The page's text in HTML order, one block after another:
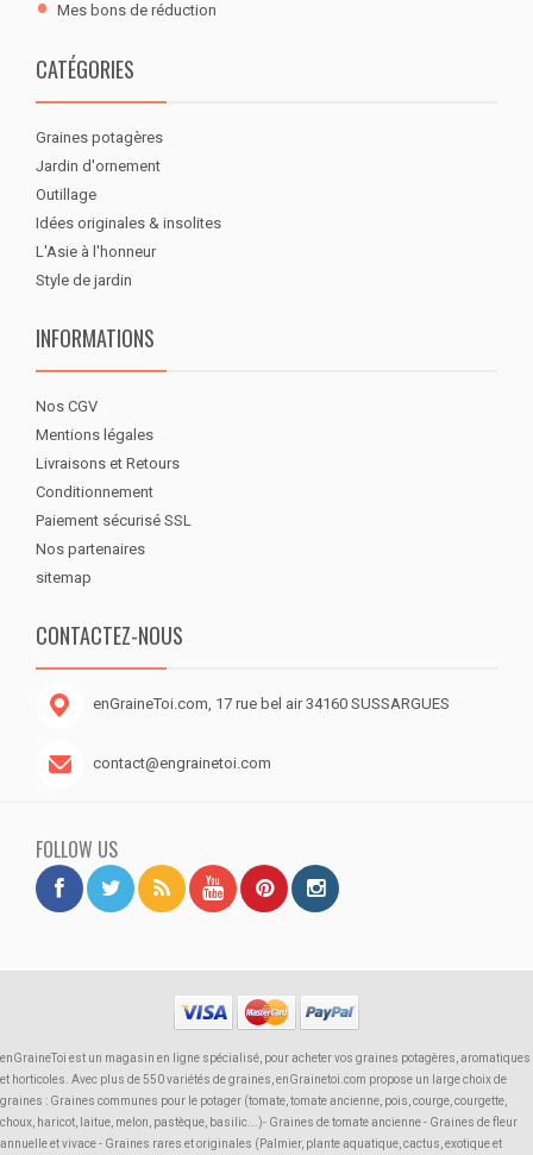
Mes bons de réduction
CATÉGORIES
Graines potagères
Jardin d'ornement
Outillage
Idées originales & insolites
L'Asie à l'honneur
Style de jardin
INFORMATIONS
Nos CGV
Mentions légales
Livraisons et Retours
Conditionnement
Paiement sécurisé SSL
Nos partenaires
sitemap
CONTACTEZ-NOUS
enGraineToi.com, 17 rue bel air 34160 SUSSARGUES
contact@engrainetoi.com
FOLLOW US
enGraineToi est un magasin en ligne spécialisé, pour acheter vos graines potagères, aromatiques
et horticoles. Avec plus de 550 variétés de graines, enGrainetoi.com propose un large choix de
graines : Graines communes pour le potager (tomate, tomate ancienne, pois, courge, courgette,
choux, haricot, laitue, melon, pastèque, basilic...)- Graines de tomate ancienne - Graines de fleur
annuelle et vivace - Graines rares et originales (Palmier, plante aquatique, cactus, exotique et